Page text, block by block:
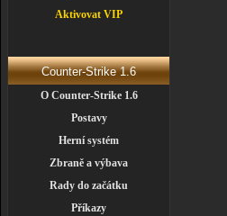
Aktivovat VIP
Counter-Strike 1.6
O Counter-Strike 1.6
Postavy
Herní systém
Zbraně a výbava
Rady do začátku
Příkazy